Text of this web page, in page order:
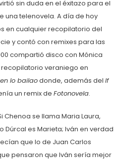
sin duda en el éxitazo para el
una telenovela. A día de hoy
en cualquier recopilatorio del
y contó con remixes para las
compartió disco con Mónica
veraniego en
lo bailaodonde, además del If
un remix de Fotonovela.
Chenoa se llama Maria Laura,
Dúrcal es Marieta; Iván en verdad
que lo de Juan Carlos
pensaron que Iván sería mejor